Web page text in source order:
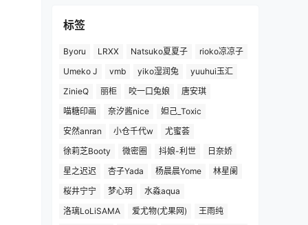
标签
Byoru LRXX Natsuko夏夏子
rioko凉凉子
Umeko J
vmb yiko湿润兔
yuuhui玉汇
ZinieQ
丽柜 咬一口兔娘
唐安琪
喵糖印画
奈汐酱nice
妲己_Toxic
安然anran
小仓千代w
尤蜜荟
徐莉芝Booty
微密圈 抖娘-利世
日奈娇
星之迟迟
杏子Yada 杨晨晨Yome
林星阑
桜井宁宁
梦心玥
水淼aqua
洛璃LoLiSAMA
爱尤物(尤果网)
王雨纯